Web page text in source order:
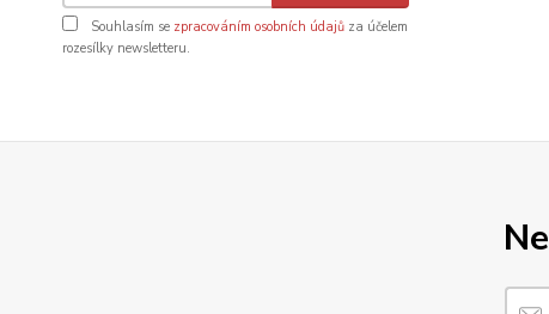
Souhlasím se zpracováním osobních údajů za účelem
rozesílky newsletteru.